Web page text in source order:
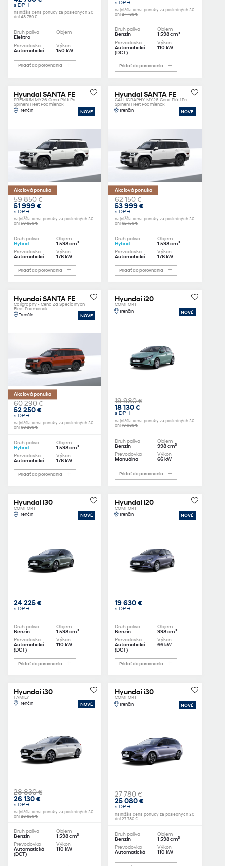
s DPH
najnižšia cena ponuky za posledných 30
dní48 780 €
Druh paliva
Elektro
Objem
-
Prevodovka
Automatická
Výkon
150 kW
Pridať do porovnania
s DPH
najnižšia cena ponuky za posledných 30
dní27 780 €
Druh paliva
Benzín
Objem
1 598 cm3
Prevodovka
Automatická
(DCT)
Výkon
110 kW
Pridať do porovnania
Hyundai SANTA FE
PREMIUM MY26 Cena Plátí Pri
Splnení Fleet Podmienok
Trenčín
NOVÉ
Akciová ponuka
59 850 €
51 999 €
s DPH
najnižšia cena ponuky za posledných 30
dní59 850 €
Druh paliva
Hybrid
Objem
1 598 cm3
Prevodovka
Automatická
Výkon
176 kW
Pridať do porovnania
Hyundai SANTA FE
CALLIGRAPHY MY26 Cena Plátí Pri
Splnení Fleet Podmienok
Trenčín
NOVÉ
Akciová ponuka
62 150 €
53 999 €
s DPH
najnižšia cena ponuky za posledných 30
dní62 150 €
Druh paliva
Hybrid
Objem
1 598 cm3
Prevodovka
Automatická
Výkon
176 kW
Pridať do porovnania
Hyundai SANTA FE
Caligraphy - Cena Za Špeciálnych
Fleet Podmienok.
Trenčín
NOVÉ
Akciová ponuka
60 290 €
52 250 €
s DPH
najnižšia cena ponuky za posledných 30
dní60 290 €
Druh paliva
Hybrid
Objem
1 598 cm3
Prevodovka
Automatická
Výkon
176 kW
Pridať do porovnania
Hyundai i20
COMFORT
Trenčín
NOVÉ
19 980 €
18 130 €
s DPH
najnižšia cena ponuky za posledných 30
dní19 980 €
Druh paliva
Benzín
Objem
998 cm3
Prevodovka
Manuálna
Výkon
66 kW
Pridať do porovnania
Hyundai i30
COMFORT
Trenčín
NOVÉ
24 225 €
s DPH
Druh paliva
Benzín
Objem
1 598 cm3
Prevodovka
Automatická
(DCT)
Výkon
110 kW
Pridať do porovnania
Hyundai i20
COMFORT
Trenčín
NOVÉ
19 630 €
s DPH
Druh paliva
Benzín
Objem
998 cm3
Prevodovka
Automatická
(DCT)
Výkon
66 kW
Pridať do porovnania
Hyundai i30
FAMILY
Trenčín
NOVÉ
28 830 €
26 130 €
s DPH
najnižšia cena ponuky za posledných 30
dní28 830 €
Druh paliva
Benzín
Objem
1 598 cm3
Prevodovka
Automatická
(DCT)
Výkon
110 kW
Hyundai i30
COMFORT
Trenčín
NOVÉ
27 780 €
25 080 €
s DPH
najnižšia cena ponuky za posledných 30
dní27 780 €
Druh paliva
Benzín
Objem
1 598 cm3
Prevodovka
Automatická
Výkon
110 kW